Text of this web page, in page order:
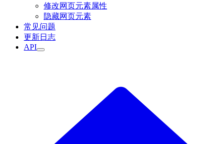
修改网页元素属性
隐藏网页元素
常见问题
更新日志
API